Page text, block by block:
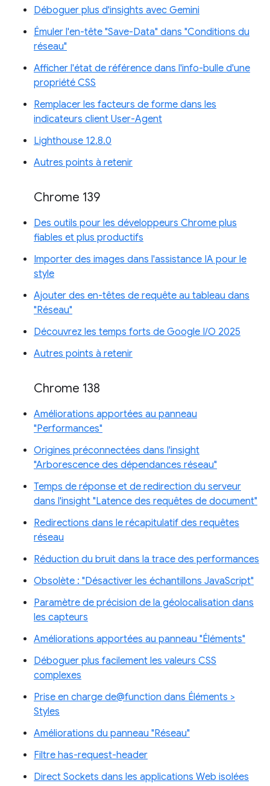
Déboguer plus d'insights avec Gemini
Émuler l'en-tête "Save-Data" dans "Conditions du
réseau"
Afficher l'état de référence dans l'info-bulle d'une
propriété CSS
Remplacer les facteurs de forme dans les
indicateurs client User-Agent
Lighthouse 12.8.0
Autres points à retenir
Chrome 139
Des outils pour les développeurs Chrome plus
fiables et plus productifs
Importer des images dans l'assistance IA pour le
style
Ajouter des en-têtes de requête au tableau dans
"Réseau"
Découvrez les temps forts de Google I/O 2025
Autres points à retenir
Chrome 138
Améliorations apportées au panneau
"Performances"
Origines préconnectées dans l'insight
"Arborescence des dépendances réseau"
Temps de réponse et de redirection du serveur
dans l'insight "Latence des requêtes de document"
Redirections dans le récapitulatif des requêtes
réseau
Réduction du bruit dans la trace des performances
Obsolète : "Désactiver les échantillons JavaScript"
Paramètre de précision de la géolocalisation dans
les capteurs
Améliorations apportées au panneau "Éléments"
Déboguer plus facilement les valeurs CSS
complexes
Prise en charge de@function dans Éléments >
Styles
Améliorations du panneau "Réseau"
Filtre has-request-header
Direct Sockets dans les applications Web isolées